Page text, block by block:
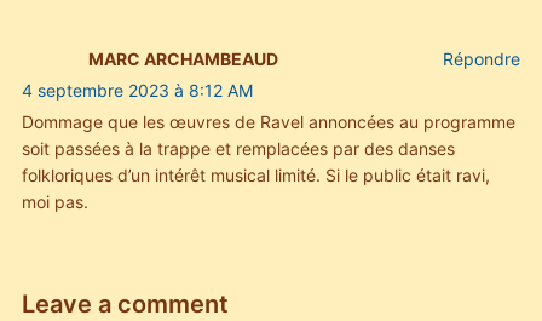
MARC ARCHAMBEAUD
4 septembre 2023 à 8:12 AM
Dommage que les œuvres de Ravel annoncées au programme
soit passées à la trappe et remplacées par des danses
folkloriques d’un intérêt musical limité. Si le public était ravi,
moi pas.
Répondre
Leave a comment